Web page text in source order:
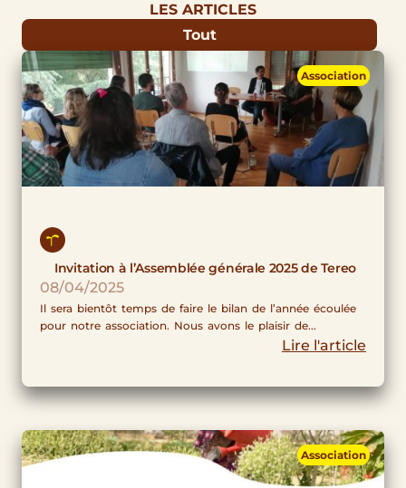
LES ARTICLES
Tout
Invitation à l’Assemblée générale 2025 de Tereo
08/04/2025
Il sera bientôt temps de faire le bilan de l’année écoulée
pour notre association. Nous avons le plaisir de...
Lire l'article
Association
Association
PagePage PagePage